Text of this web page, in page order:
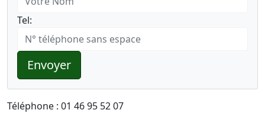
Tel:
Envoyer
Téléphone : 01 46 95 52 07